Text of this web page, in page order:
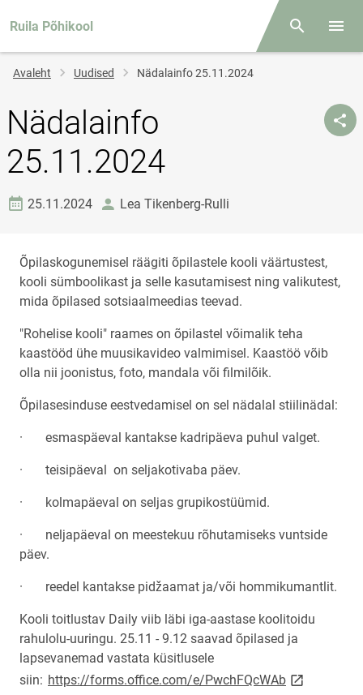
Ruila Põhikool Otsing
Jälglink
Avaleht Uudised Nädalainfo 25.11.2024
Nädalainfo
25.11.2024
Loomise kuupäev
25.11.2024 autorLea Tikenberg-Rulli
Õpilaskogunemisel räägiti õpilastele kooli väärtustest,
kooli sümboolikast ja selle kasutamisest ning valikutest,
mida õpilased sotsiaalmeedias teevad.
"Rohelise kooli" raames on õpilastel võimalik teha
kaastööd ühe muusikavideo valmimisel. Kaastöö võib
olla nii joonistus, foto, mandala või filmilõik.
Õpilasesinduse eestvedamisel on sel nädalal stiilinädal:
· esmaspäeval kantakse kadripäeva puhul valget.
· teisipäeval on seljakotivaba päev.
· kolmapäeval on seljas grupikostüümid.
· neljapäeval on meestekuu rõhutamiseks vuntside
päev.
· reedel kantakse pidžaamat ja/või hommikumantlit.
Kooli toitlustav Daily viib läbi iga-aastase koolitoidu
rahulolu-uuringu. 25.11 - 9.12 saavad õpilased ja
lapsevanemad vastata küsitlusele
siin: https://forms.office.com/e/PwchFQcWAblink opens